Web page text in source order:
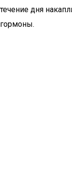
течение дня
гормоны.